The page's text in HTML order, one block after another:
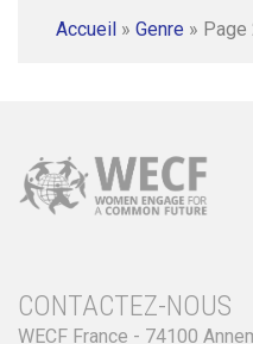
Accueil » Genre » Page
CONTACTEZ-NOUS
WECF France - 74100